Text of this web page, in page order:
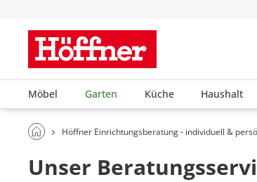
Möbel Garten Küche Haushalt
Höffner Einrichtungsberatung - individuell &
Unser